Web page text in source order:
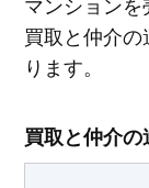
買取と仲介
ります。
買取と仲介の